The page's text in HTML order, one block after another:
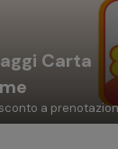
Carta
a